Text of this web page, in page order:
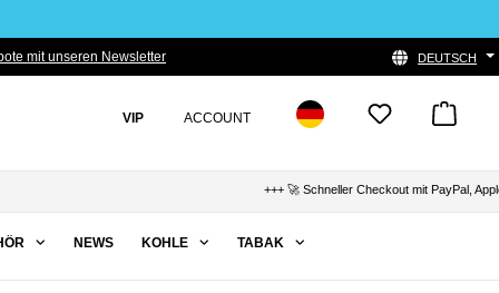
mit unseren Newsletter DEUTSCH
VIP ACCOUNT
+++ 🚀 Schneller Checkout mit PayPal, Apple
NEWS KOHLE TABAK